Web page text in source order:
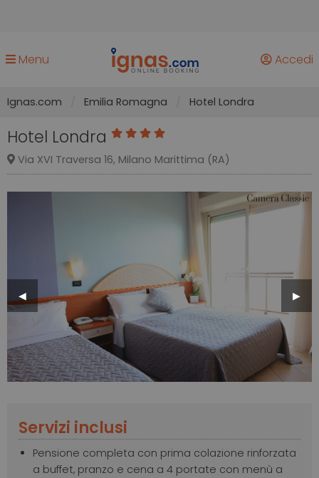
Menu Accedi
Ignas.com Emilia Romagna Hotel Londra
Hotel Londra
Via XVI Traversa 16, Milano Marittima (RA)
Previous
Slide
◀︎ Next
Slide
▶︎
Servizi inclusi
Pensione completa con prima colazione rinforzata
a buffet, pranzo e cena a 4 portate con menù a